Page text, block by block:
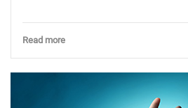
Read more